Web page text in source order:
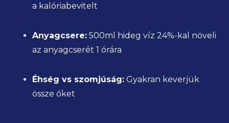
a kalóriabevitelt
Anyagcsere: 500ml hideg víz 24%-kal növeli
az anyagcserét 1 órára
Éhség vs szomjúság: Gyakran keverjük
össze őket